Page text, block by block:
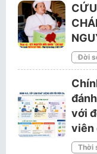
Đời
với
viên
Thời